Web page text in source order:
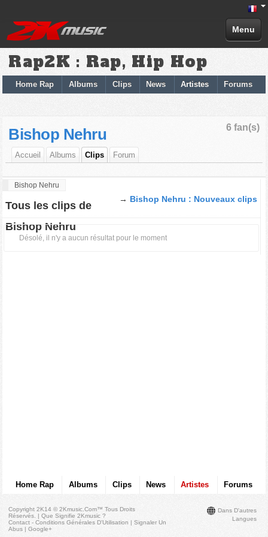
Menu
Rap2K : Rap, Hip Hop
Home Rap Albums Clips News Artistes Forums
6 fan(s)
Bishop Nehru
Accueil Albums Clips Forum
Bishop Nehru
→ Bishop Nehru : Nouveaux clips
Tous les clips de
Bishop Nehru
Désolé, il n'y a aucun résultat pour le moment
Home Rap Albums Clips News Artistes Forums
Dans D'autres
Langues
Copyright 2K14 © 2Kmusic.com™Tous Droits
Réservés . |Que Signifie 2Kmusic ?
Contact - Conditions Générales D'Utilisation |Signaler Un
Abus |Google+